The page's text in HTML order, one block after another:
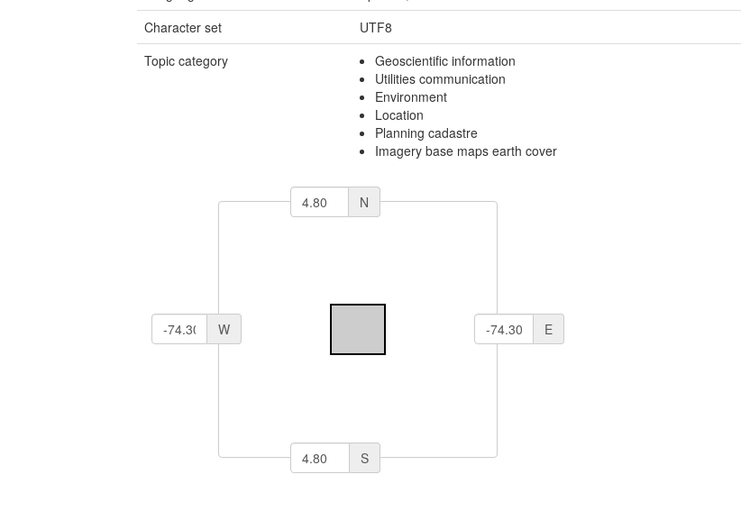
Character set
UTF8
Topic category
Geoscientific information
Utilities communication
Environment
Location
Planning cadastre
Imagery base maps earth cover
N
S
E
W